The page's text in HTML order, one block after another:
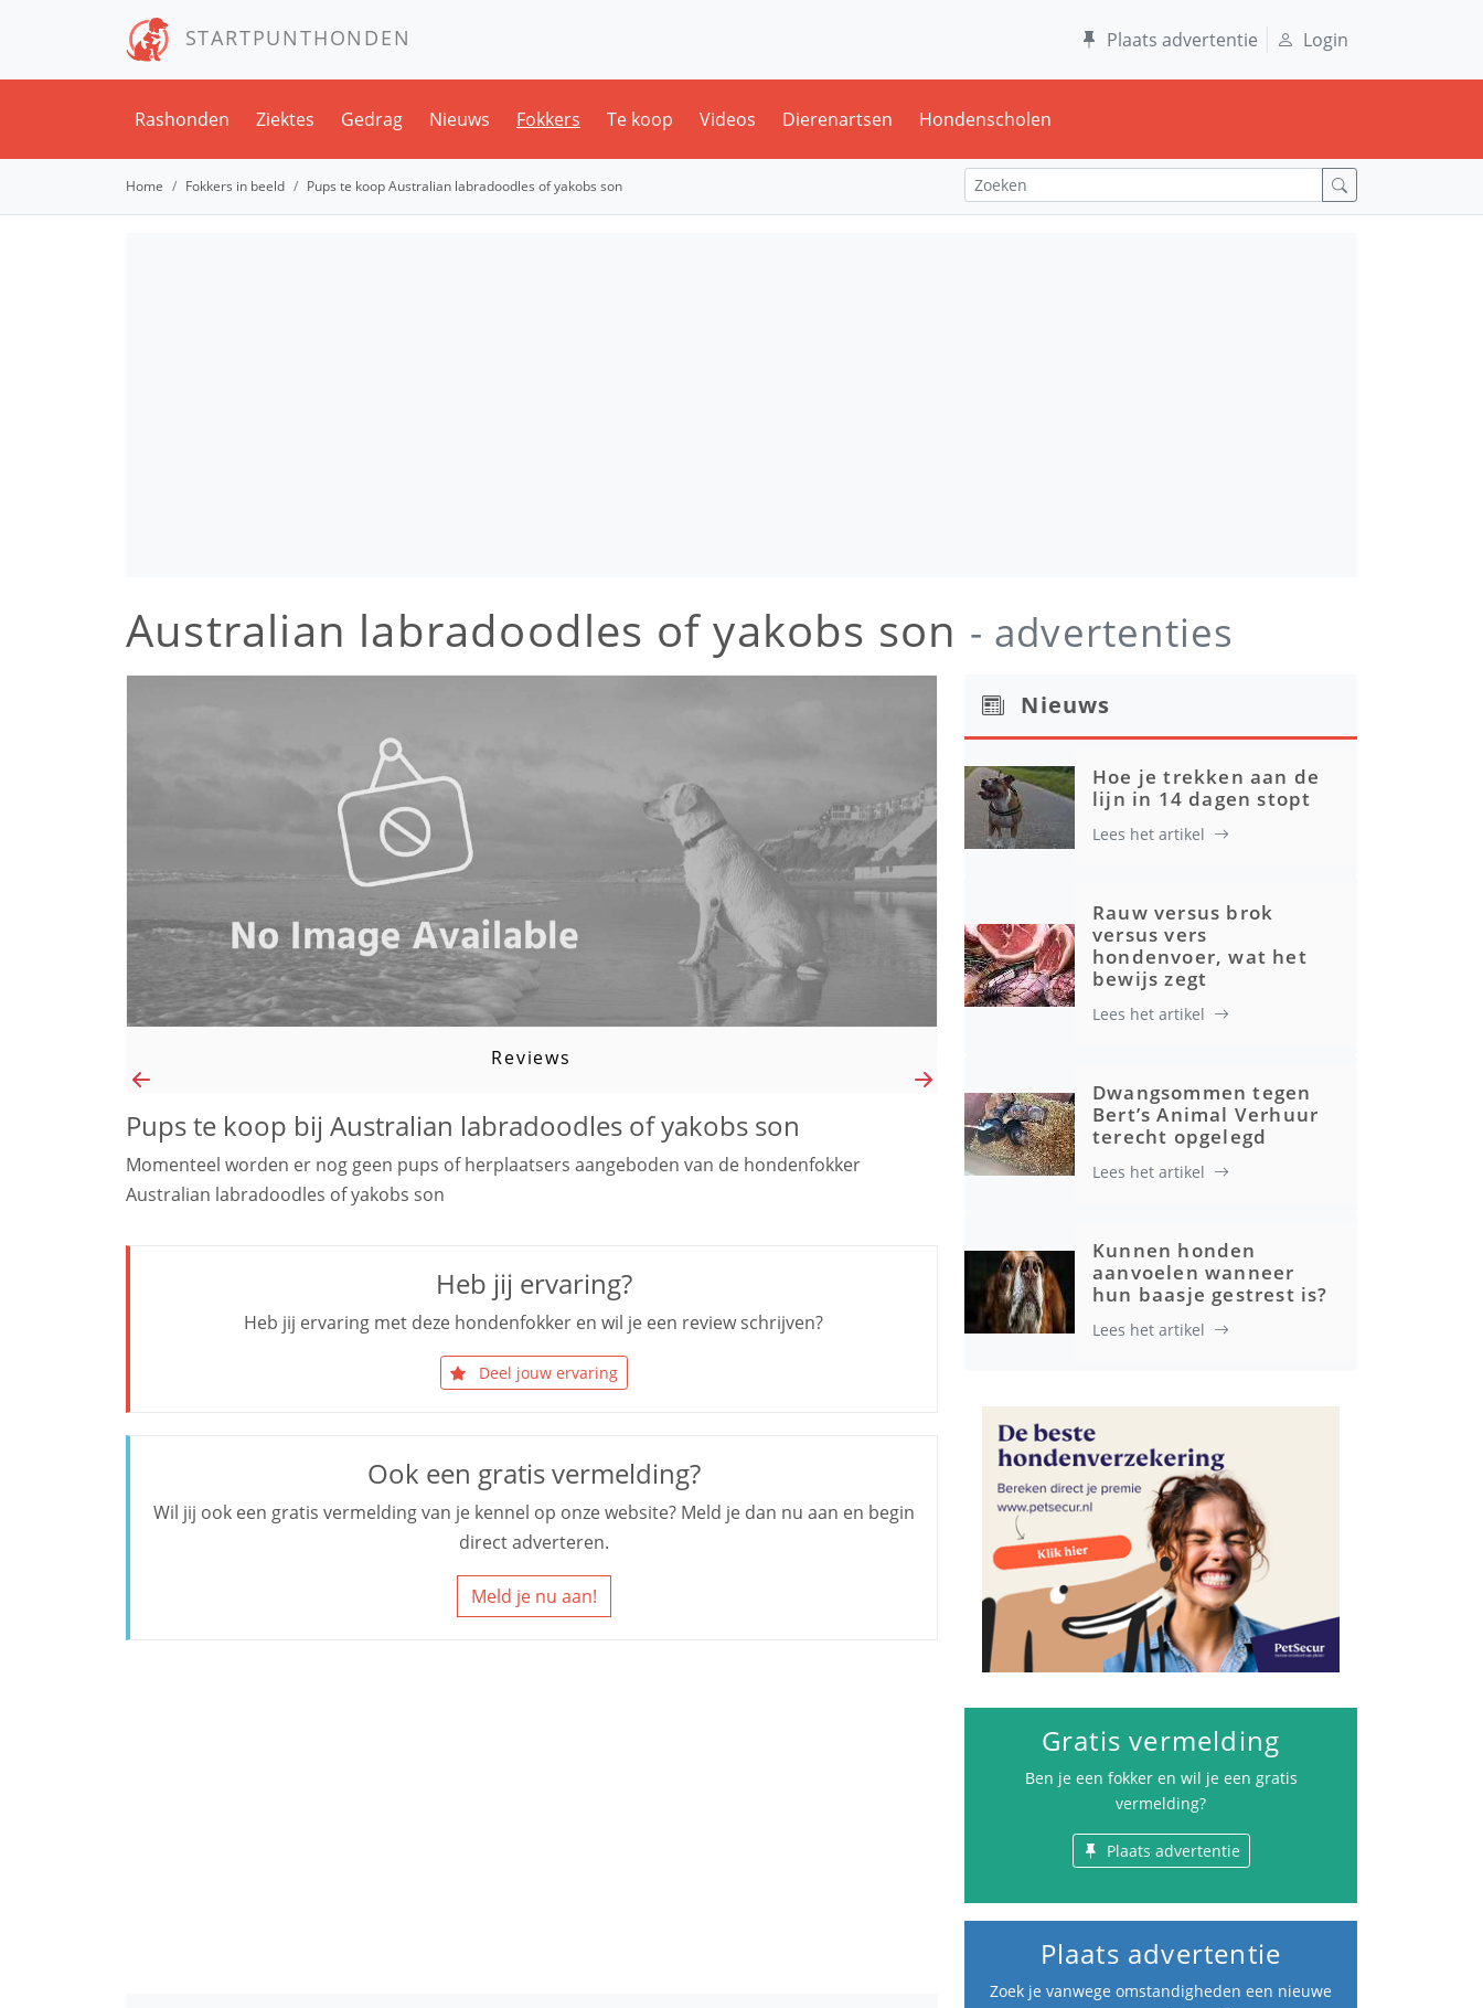
STARTPUNTHONDEN Plaats advertentie Login
Rashonden Ziektes Gedrag Nieuws Fokkers Te koop Videos Dierenartsen Hondenscholen
Home Fokkers in beeld Pups te koop Australian labradoodles of yakobs son
Australian labradoodles of yakobs son - advertenties
Reviews
Pups te koop bij Australian labradoodles of yakobs son
Momenteel worden er nog geen pups of herplaatsers aangeboden van de hondenfokker
Australian labradoodles of yakobs son
Heb jij ervaring?
Heb jij ervaring met deze hondenfokker en wil je een review schrijven?
Deel jouw ervaring
Ook een gratis vermelding?
Wil jij ook een gratis vermelding van je kennel op onze website? Meld je dan nu aan en begin
direct adverteren.
Meld je nu aan!
Nieuws
Hoe je trekken aan de
lijn in 14 dagen stopt
Lees het artikel
Rauw versus brok
versus vers
hondenvoer, wat het
bewijs zegt
Lees het artikel
Dwangsommen tegen
Bert’s Animal Verhuur
terecht opgelegd
Lees het artikel
Kunnen honden
aanvoelen wanneer
hun baasje gestrest is?
Lees het artikel
Gratis vermelding
Ben je een fokker en wil je een gratis
vermelding?
Plaats advertentie
Plaats advertentie
Zoek je vanwege omstandigheden een nieuwe